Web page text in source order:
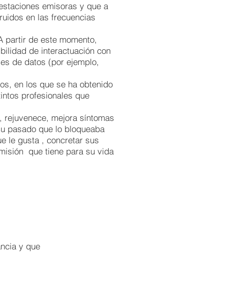
emisoras y que a
en las frecuencias
partir de este momento,
de interactuación con
de datos (por ejemplo,
en los que se ha obtenido
profesionales que
mejora síntomas
pasado que lo bloqueaba
le gusta , concretar sus
que tiene para su vida
y que